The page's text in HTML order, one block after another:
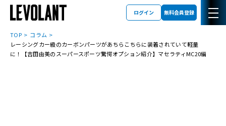
ログイン 無料会員登録
TOP
コラム
レーシングカー級のカーボンパーツがあちらこちらに装着されていて軽量
に！【吉田由美のスーパースポーツ驚愕オプション紹介】マセラティMC20編